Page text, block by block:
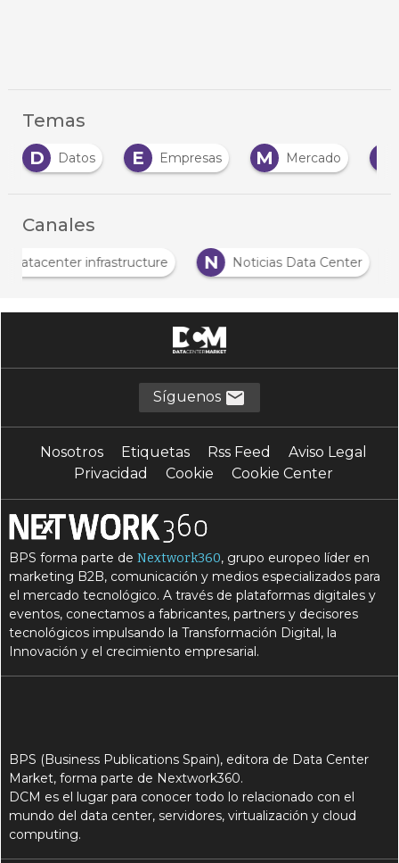
Temas
E
Empresas M Mercado N Negocio
Canales
D
Datacenter infrastructure N Noticias Data
Síguenos
Nosotros Etiquetas Rss Feed
Aviso Legal
Privacidad
Cookie Cookie Center
BPS forma parte deNextwork360, grupo europeo líder en
marketing B2B, comunicación y medios especializados para
el mercado tecnológico. A través de plataformas digitales y
eventos, conectamos a fabricantes, partners y decisores
tecnológicos impulsando la Transformación Digital, la
Innovación y el crecimiento empresarial.
BPS (Business Publications Spain), editora de Data Center
Market, forma parte de Nextwork360.
DCM es el lugar para conocer todo lo relacionado con el
mundo del data center, servidores, virtualización y cloud
computing.